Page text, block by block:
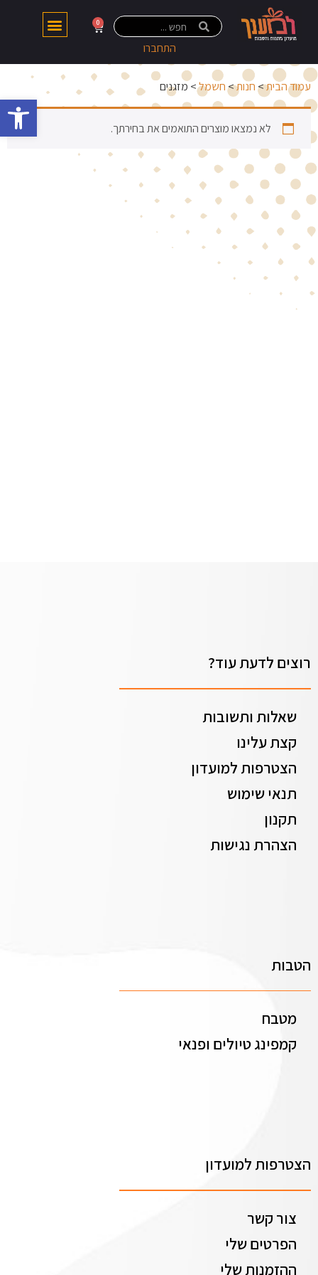
התחברו
0
עמוד הבית>חנות>חשמל> מזגנים
לא נמצאו מוצרים התואמים את בחירתך.
רוצים לדעת עוד?
שאלות ותשובות
קצת עלינו
הצטרפות למועדון
תנאי שימוש
תקנון
הצהרת נגישות
הטבות
מטבח
קמפינג טיולים ופנאי
הצטרפות למועדון
צור קשר
הפרטים שלי
ההזמנות שלי